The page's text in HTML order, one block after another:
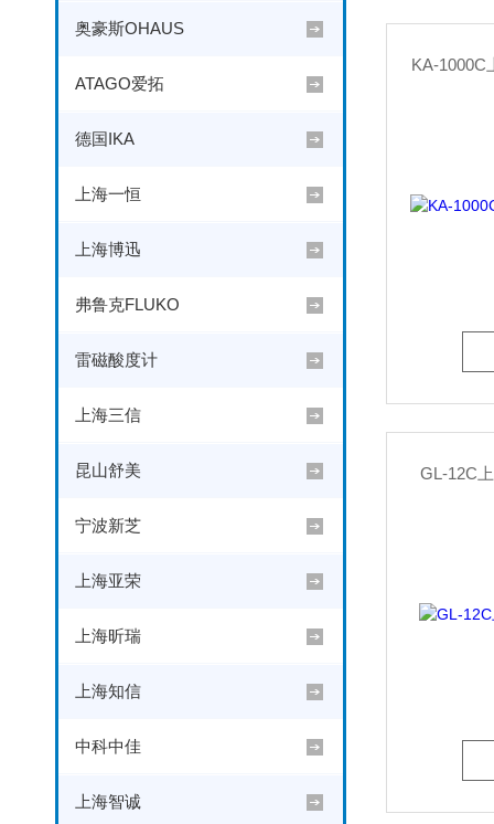
奥豪斯OHAUS
ATAGO爱拓
德国IKA
上海一恒
上海博迅
弗鲁克FLUKO
雷磁酸度计
上海三信
昆山舒美
宁波新芝
上海亚荣
上海昕瑞
上海知信
中科中佳
上海智诚
KA-1000C
GL-12C